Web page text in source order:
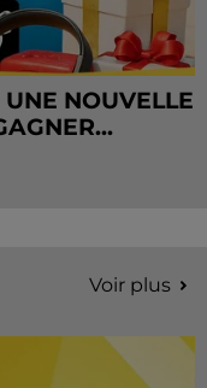
NOUVELLE
Voir plus